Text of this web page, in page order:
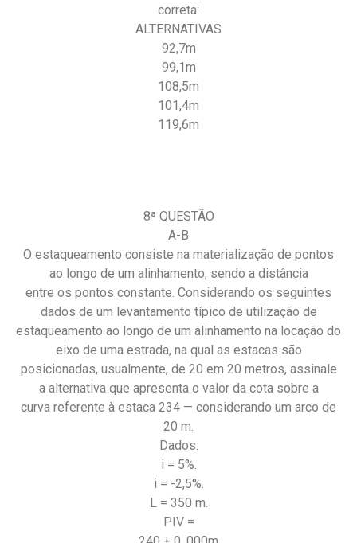
correta:
ALTERNATIVAS
92,7m
99,1m
108,5m
101,4m
119,6m
8ª QUESTÃO
A-B
O estaqueamento consiste na materialização de pontos
ao longo de um alinhamento, sendo a distância
entre os pontos constante. Considerando os seguintes
dados de um levantamento típico de utilização de
estaqueamento ao longo de um alinhamento na locação do
eixo de uma estrada, na qual as estacas são
posicionadas, usualmente, de 20 em 20 metros, assinale
a alternativa que apresenta o valor da cota sobre a
curva referente à estaca 234 — considerando um arco de
20 m.
Dados:
i = 5%.
i = -2,5%.
L = 350 m.
PIV =